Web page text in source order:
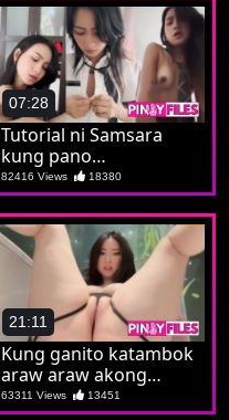
07:28
Tutorial ni Samsara
kung pano
magserbisyo ng batuta
82416 Views 18380
21:11
Kung ganito katambok
araw araw akong
makakapagpaputok
63311 Views 13451